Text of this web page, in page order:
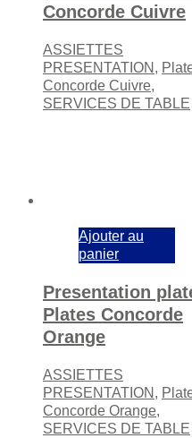
Concorde Cuivre
ASSIETTES
PRESENTATION ,
Concorde Cuivre,
SERVICES DE TABLE
Ajouter au
panier
Presentation
Plates Concorde
Orange
ASSIETTES
PRESENTATION ,
Concorde Orange,
SERVICES DE TABLE